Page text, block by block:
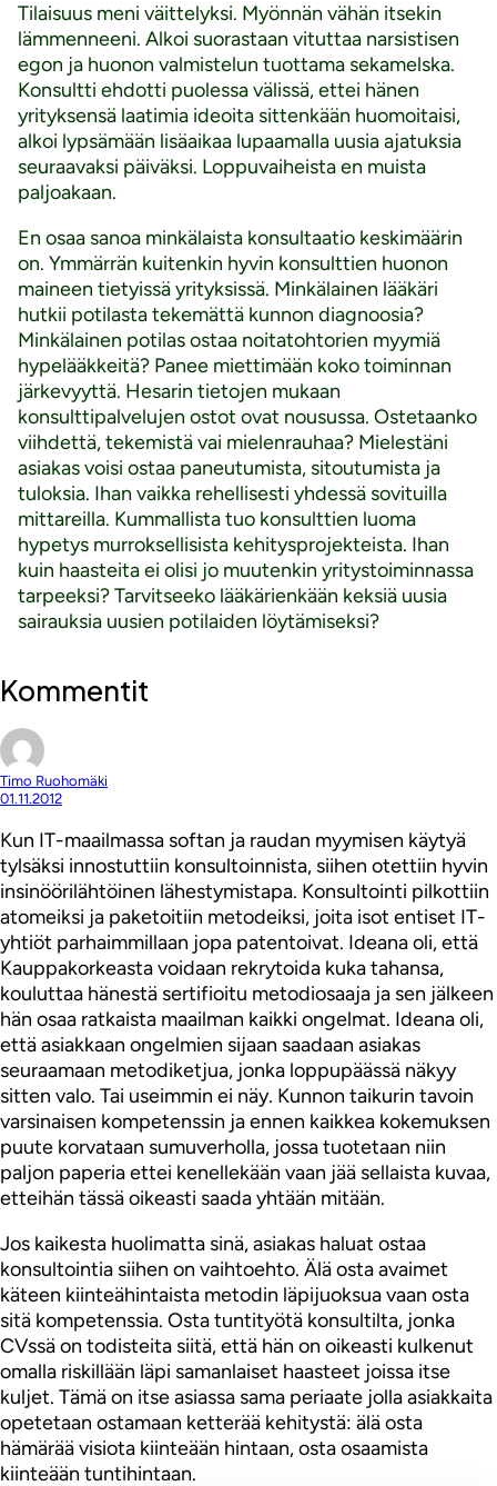
Tilaisuus meni väittelyksi. Myönnän vähän itsekin
lämmenneeni. Alkoi suorastaan vituttaa narsistisen
egon ja huonon valmistelun tuottama sekamelska.
Konsultti ehdotti puolessa välissä, ettei hänen
yrityksensä laatimia ideoita sittenkään huomoitaisi,
alkoi lypsämään lisäaikaa lupaamalla uusia ajatuksia
seuraavaksi päiväksi. Loppuvaiheista en muista
paljoakaan.
En osaa sanoa minkälaista konsultaatio keskimäärin
on. Ymmärrän kuitenkin hyvin konsulttien huonon
maineen tietyissä yrityksissä. Minkälainen lääkäri
hutkii potilasta tekemättä kunnon diagnoosia?
Minkälainen potilas ostaa noitatohtorien myymiä
hypelääkkeitä? Panee miettimään koko toiminnan
järkevyyttä. Hesarin tietojen mukaan
konsulttipalvelujen ostot ovat nousussa. Ostetaanko
viihdettä, tekemistä vai mielenrauhaa? Mielestäni
asiakas voisi ostaa paneutumista, sitoutumista ja
tuloksia. Ihan vaikka rehellisesti yhdessä sovituilla
mittareilla. Kummallista tuo konsulttien luoma
hypetys murroksellisista kehitysprojekteista. Ihan
kuin haasteita ei olisi jo muutenkin yritystoiminnassa
tarpeeksi? Tarvitseeko lääkärienkään keksiä uusia
sairauksia uusien potilaiden löytämiseksi?
Kommentit
Timo Ruohomäki
01.11.2012
Kun IT-maailmassa softan ja raudan myymisen käytyä
tylsäksi innostuttiin konsultoinnista, siihen otettiin hyvin
insinöörilähtöinen lähestymistapa. Konsultointi pilkottiin
atomeiksi ja paketoitiin metodeiksi, joita isot entiset IT-
yhtiöt parhaimmillaan jopa patentoivat. Ideana oli, että
Kauppakorkeasta voidaan rekrytoida kuka tahansa,
kouluttaa hänestä sertifioitu metodiosaaja ja sen jälkeen
hän osaa ratkaista maailman kaikki ongelmat. Ideana oli,
että asiakkaan ongelmien sijaan saadaan asiakas
seuraamaan metodiketjua, jonka loppupäässä näkyy
sitten valo. Tai useimmin ei näy. Kunnon taikurin tavoin
varsinaisen kompetenssin ja ennen kaikkea kokemuksen
puute korvataan sumuverholla, jossa tuotetaan niin
paljon paperia ettei kenellekään vaan jää sellaista kuvaa,
etteihän tässä oikeasti saada yhtään mitään.
Jos kaikesta huolimatta sinä, asiakas haluat ostaa
konsultointia siihen on vaihtoehto. Älä osta avaimet
käteen kiinteähintaista metodin läpijuoksua vaan osta
sitä kompetenssia. Osta tuntityötä konsultilta, jonka
CVssä on todisteita siitä, että hän on oikeasti kulkenut
omalla riskillään läpi samanlaiset haasteet joissa itse
kuljet. Tämä on itse asiassa sama periaate jolla asiakkaita
opetetaan ostamaan ketterää kehitystä: älä osta
hämärää visiota kiinteään hintaan, osta osaamista
kiinteään tuntihintaan.